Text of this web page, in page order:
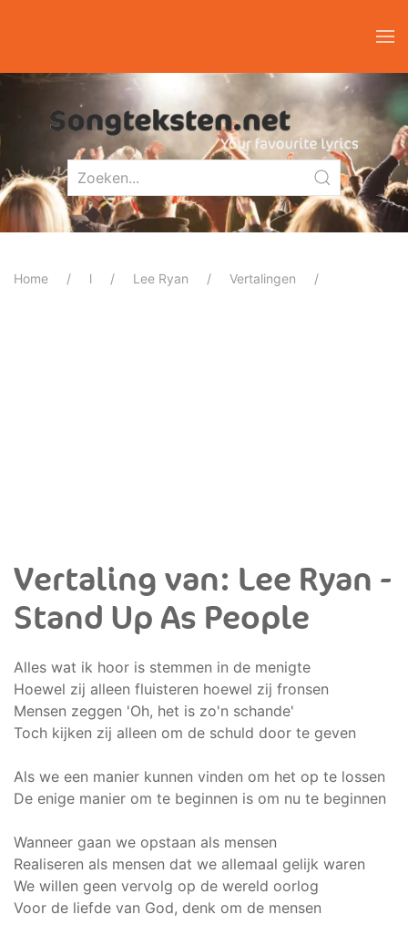
Home l Lee Ryan Vertalingen
Vertaling van: Lee Ryan -
Stand Up As People
Alles wat ik hoor is stemmen in de menigte
Hoewel zij alleen fluisteren hoewel zij fronsen
Mensen zeggen 'Oh, het is zo'n schande'
Toch kijken zij alleen om de schuld door te geven
Als we een manier kunnen vinden om het op te lossen
De enige manier om te beginnen is om nu te beginnen
Wanneer gaan we opstaan als mensen
Realiseren als mensen dat we allemaal gelijk waren
We willen geen vervolg op de wereld oorlog
Voor de liefde van God, denk om de mensen